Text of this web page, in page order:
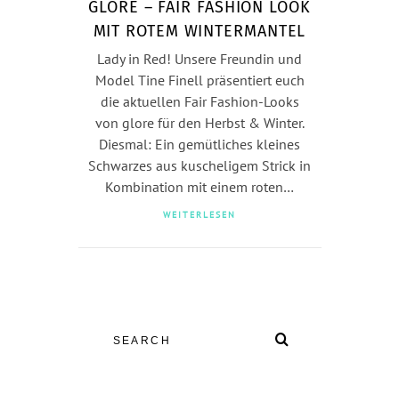
GLORE – FAIR FASHION LOOK
MIT ROTEM WINTERMANTEL
Lady in Red! Unsere Freundin und
Model Tine Finell präsentiert euch
die aktuellen Fair Fashion-Looks
von glore für den Herbst & Winter.
Diesmal: Ein gemütliches kleines
Schwarzes aus kuscheligem Strick in
Kombination mit einem roten…
WEITERLESEN